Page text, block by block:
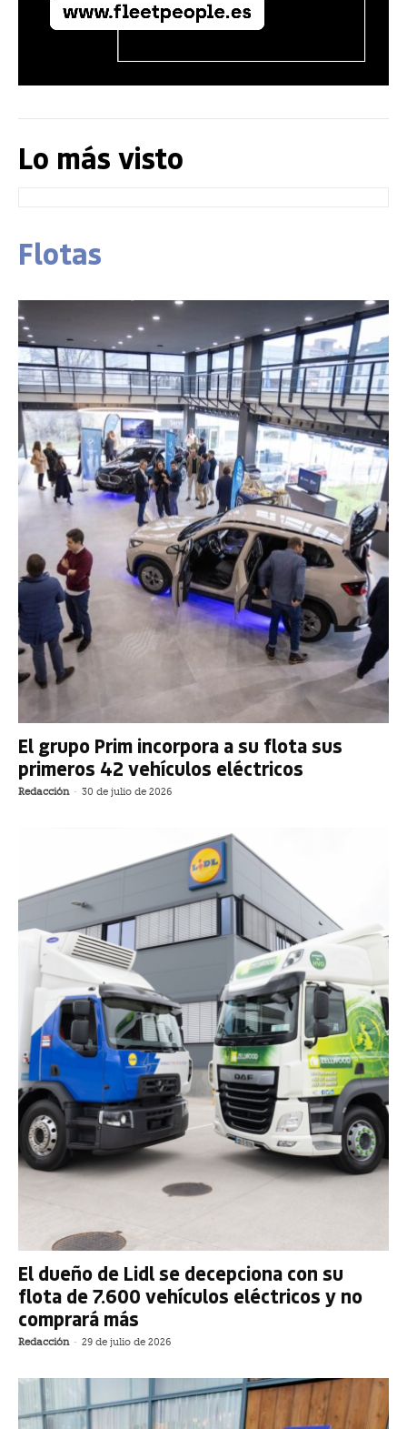
Lo más visto
Flotas
El grupo Prim incorpora a su flota sus
primeros 42 vehículos eléctricos
Redacción - 30 de julio de 2026
El dueño de Lidl se decepciona con su
flota de 7.600 vehículos eléctricos y no
comprará más
Redacción - 29 de julio de 2026